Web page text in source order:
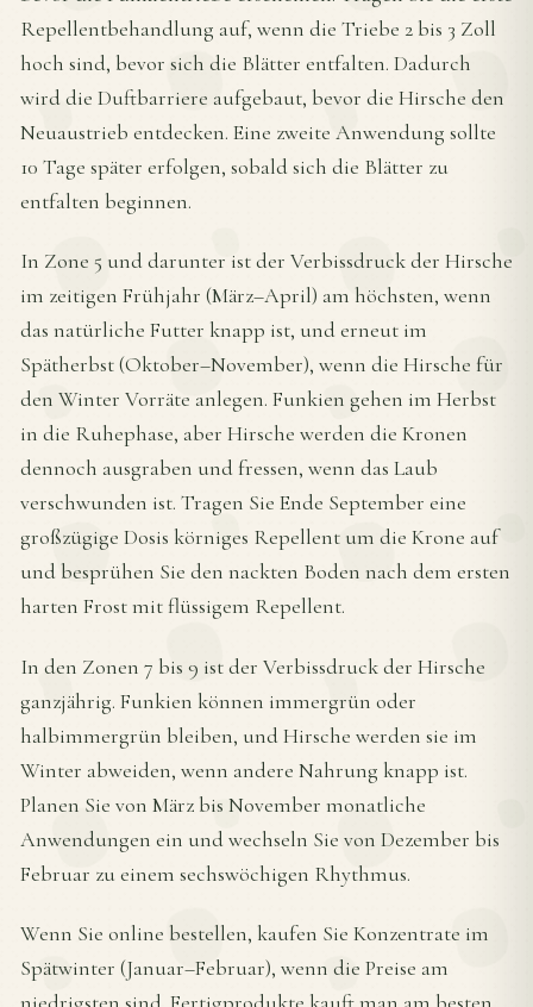
Repellentbehandlung auf, wenn die Triebe 2 bis 3 Zoll
hoch sind, bevor sich die Blätter entfalten. Dadurch
wird die Duftbarriere aufgebaut, bevor die Hirsche den
Neuaustrieb entdecken. Eine zweite Anwendung sollte
10 Tage später erfolgen, sobald sich die Blätter zu
entfalten beginnen.
In Zone 5 und darunter ist der Verbissdruck der Hirsche
im zeitigen Frühjahr (März–April) am höchsten, wenn
das natürliche Futter knapp ist, und erneut im
Spätherbst (Oktober–November), wenn die Hirsche für
den Winter Vorräte anlegen. Funkien gehen im Herbst
in die Ruhephase, aber Hirsche werden die Kronen
dennoch ausgraben und fressen, wenn das Laub
verschwunden ist. Tragen Sie Ende September eine
großzügige Dosis körniges Repellent um die Krone auf
und besprühen Sie den nackten Boden nach dem ersten
harten Frost mit flüssigem Repellent.
In den Zonen 7 bis 9 ist der Verbissdruck der Hirsche
ganzjährig. Funkien können immergrün oder
halbimmergrün bleiben, und Hirsche werden sie im
Winter abweiden, wenn andere Nahrung knapp ist.
Planen Sie von März bis November monatliche
Anwendungen ein und wechseln Sie von Dezember bis
Februar zu einem sechswöchigen Rhythmus.
Wenn Sie online bestellen, kaufen Sie Konzentrate im
Spätwinter (Januar–Februar), wenn die Preise am